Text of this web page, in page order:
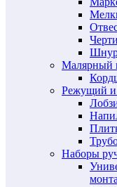
Малярный
Режущий и
Наборы